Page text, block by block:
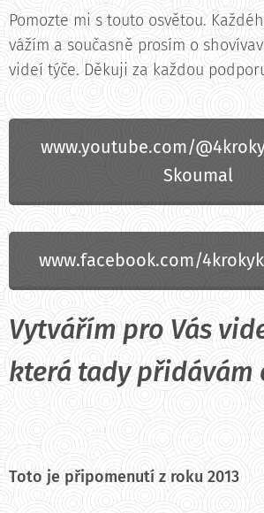
Pomozte mi s touto osvětou.
vážím a současně prosím o
videí týče. Děkuji za každou
www.youtube.com/
Skoumal
www.facebook.com/
Vytvářím pro Vás
která tady přidávám
Toto je připomenutí z roku 2013